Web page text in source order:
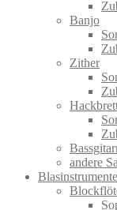
Banjo
Zither
andere
Blasinstrumente